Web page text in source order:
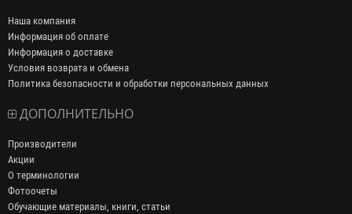
Наша компания
Информация об оплате
Информация о доставке
Условия возврата и обмена
Политика безопасности и обработки персональных данных
ДОПОЛНИТЕЛЬНО
Производители
Акции
О терминологии
Фотоочеты
Обучающие материалы, книги, статьи